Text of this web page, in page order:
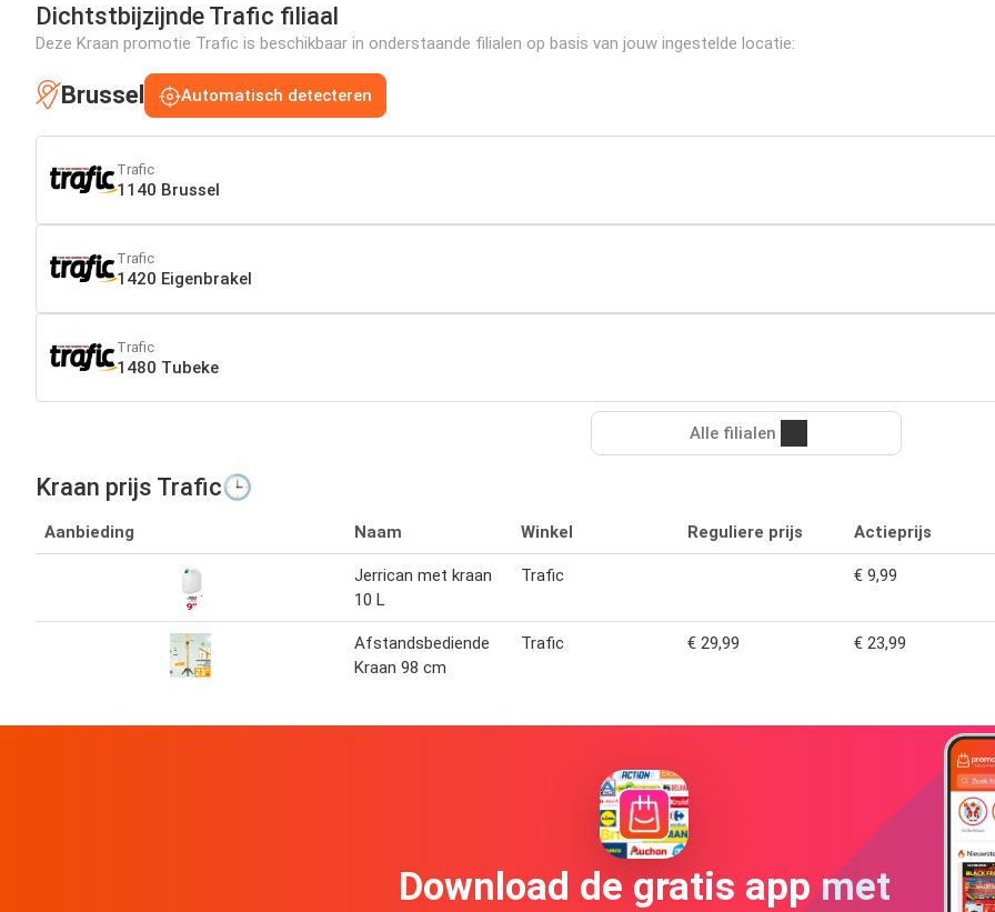
Dichtstbijzijnde Trafic filiaal
Deze Kraan promotie Trafic is beschikbaar in onderstaande filialen op basis van jouw ingestelde locatie:
Brussel Automatisch detecteren
Trafic
1140 Brussel
Trafic
1420 Eigenbrakel
Trafic
1480 Tubeke
Alle filialen
Kraan prijs Trafic🕒
Aanbieding Naam Winkel Reguliere prijs Actieprijs
Jerrican met kraan
10 L
Trafic € 9,99
Afstandsbediende
Kraan 98 cm
Trafic € 29,99 € 23,99
Download de gratis app met